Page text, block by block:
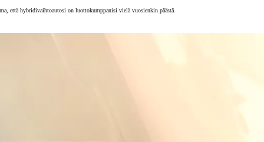
että hybridivaihtoautosi on luottokumppanisi vielä vuosienkin päästä.